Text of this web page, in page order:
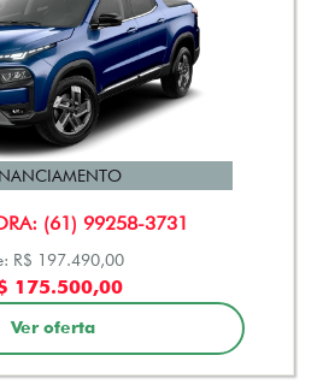
TORO
TURBO 270 FLEX AT6 2026